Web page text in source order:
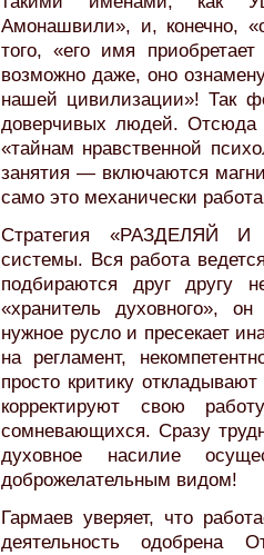
Амонашвили», и, конечно,
того, «его имя
возможно даже, оно
нашей цивилизации»! Так
доверчивых людей. Отсюда
«тайнам нравственной
занятия — включаются
само это механически
Стратегия «РАЗДЕЛЯЙ
системы. Вся работа
подбираются друг другу
«хранитель духовного»,
нужное русло и пресекает
на регламент,
просто критику
корректируют свою
сомневающихся. Сразу
духовное насилие
доброжелательным видом!
Гармаев уверяет, что
деятельность одобрена